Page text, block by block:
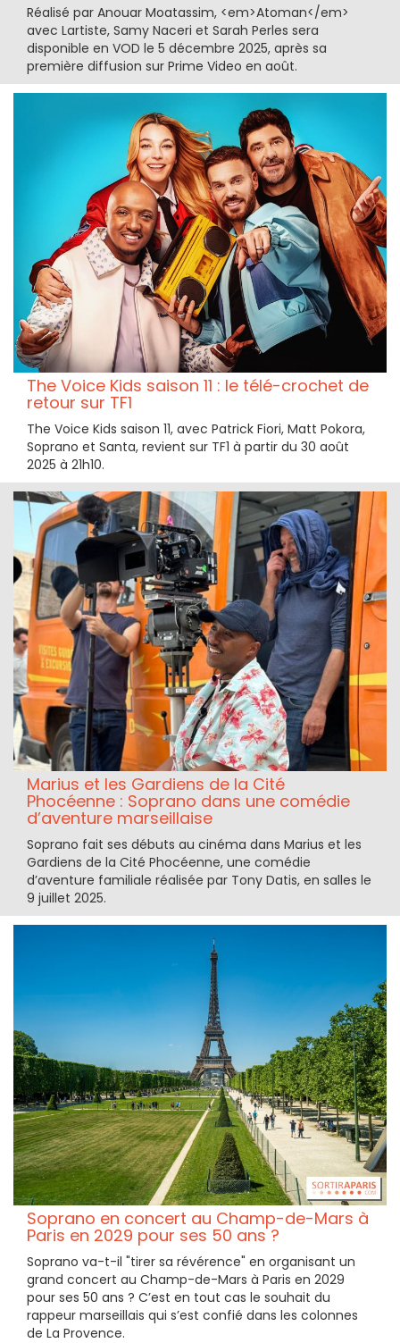
Réalisé par Anouar Moatassim, <em>Atoman</em>
avec Lartiste, Samy Naceri et Sarah Perles sera
disponible en VOD le 5 décembre 2025, après sa
première diffusion sur Prime Video en août.
The Voice Kids saison 11 : le télé-crochet de
retour sur TF1
The Voice Kids saison 11, avec Patrick Fiori, Matt Pokora,
Soprano et Santa, revient sur TF1 à partir du 30 août
2025 à 21h10.
Marius et les Gardiens de la Cité
Phocéenne : Soprano dans une comédie
d’aventure marseillaise
Soprano fait ses débuts au cinéma dans Marius et les
Gardiens de la Cité Phocéenne, une comédie
d’aventure familiale réalisée par Tony Datis, en salles le
9 juillet 2025.​
Soprano en concert au Champ-de-Mars à
Paris en 2029 pour ses 50 ans ?
Soprano va-t-il "tirer sa révérence" en organisant un
grand concert au Champ-de-Mars à Paris en 2029
pour ses 50 ans ? C’est en tout cas le souhait du
rappeur marseillais qui s’est confié dans les colonnes
de La Provence.